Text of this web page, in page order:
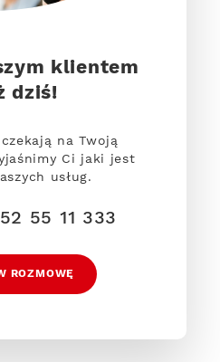
klientem
dziś!
na Twoją
Ci jaki jest
usług.
55 11 333
ROZMOWĘ